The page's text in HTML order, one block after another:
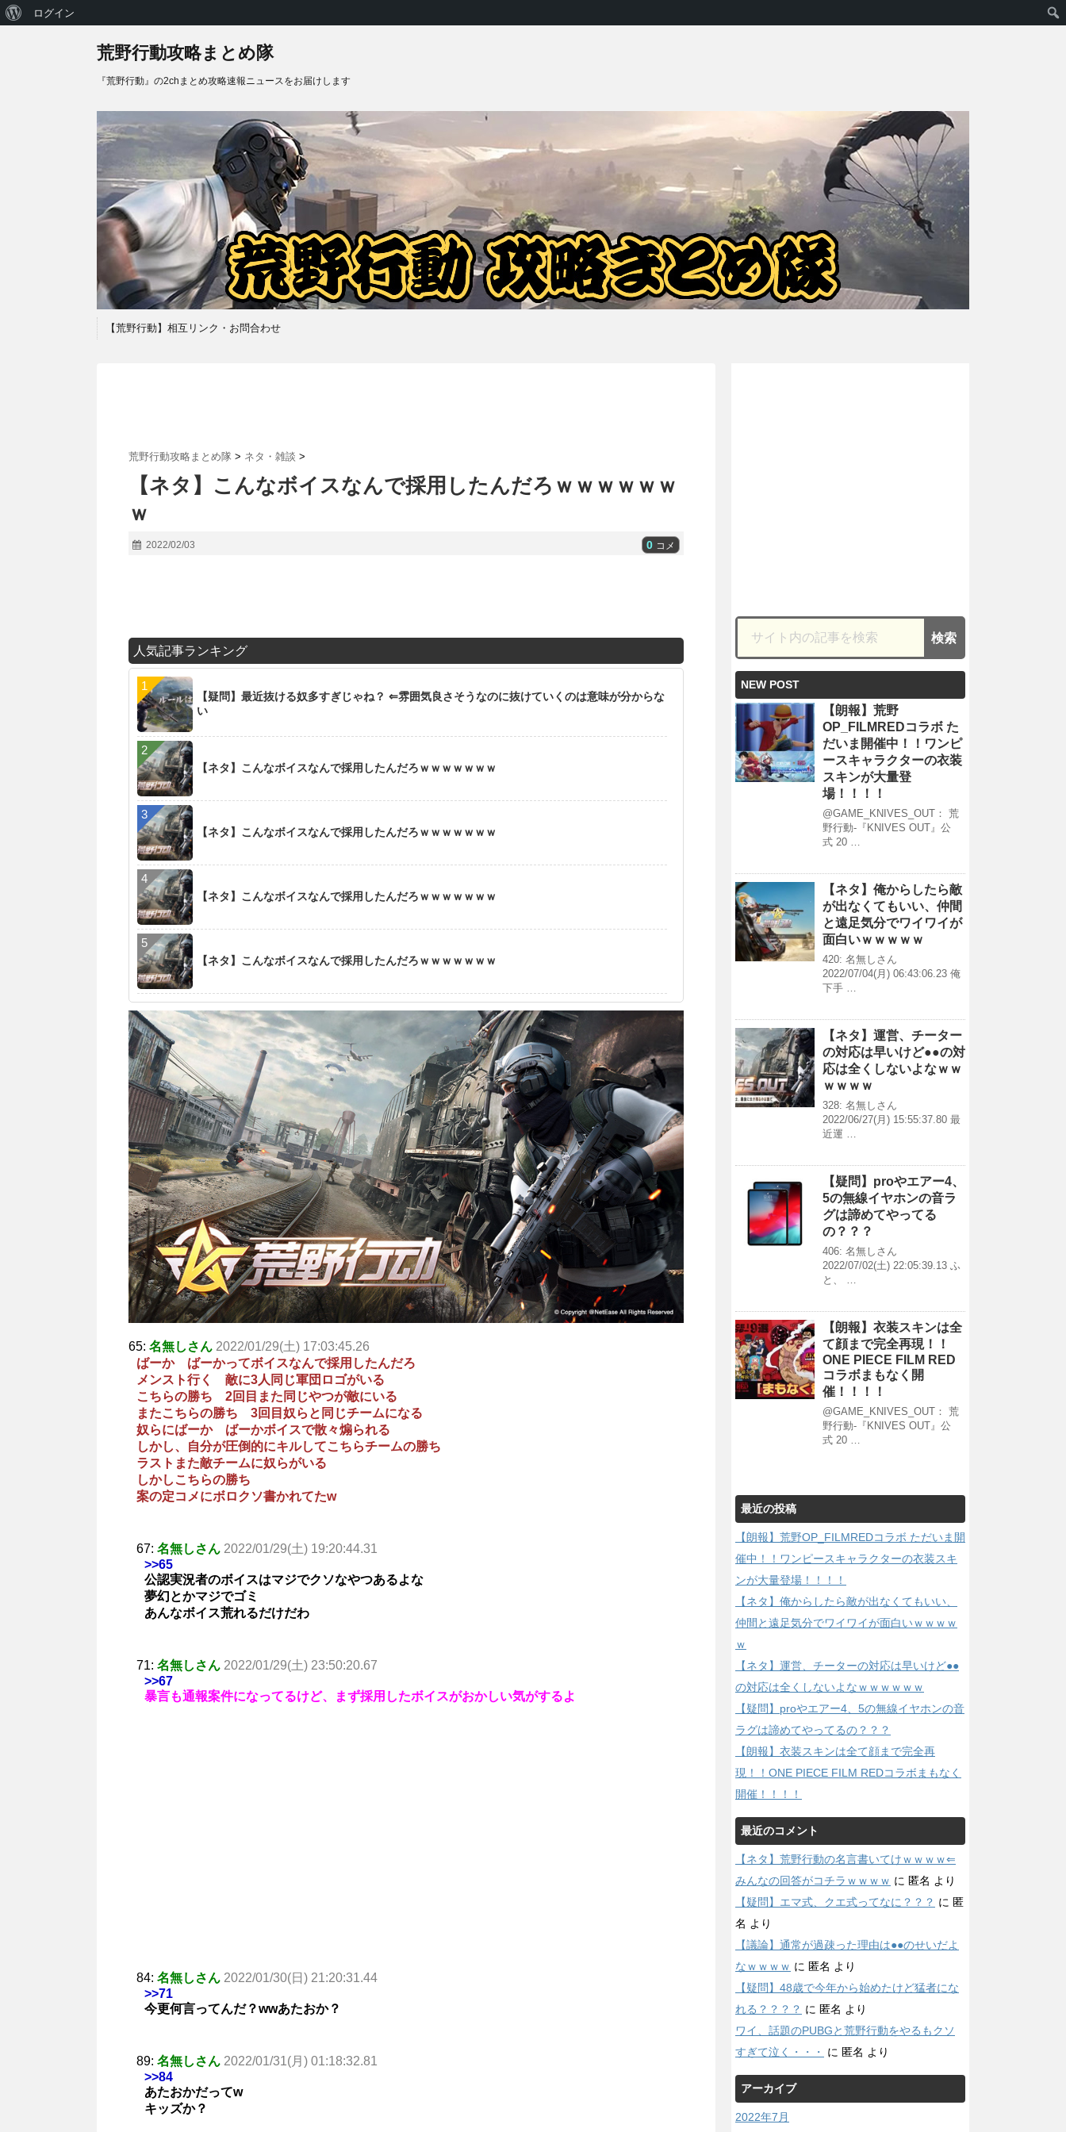
荒野行動攻略まとめ隊
『荒野行動』の2chまとめ攻略速報ニュースをお届けします
【荒野行動】相互リンク・お問合わせ
荒野行動攻略まとめ隊 > ネタ・雑談 >
【ネタ】こんなボイスなんで採用したんだろｗｗｗｗｗｗ
ｗ
2022/02/03 0 コメ
人気記事ランキング
【疑問】最近抜ける奴多すぎじゃね？ ⇐雰囲気良さそうなのに抜けていくのは意味が分からな
い
【ネタ】こんなボイスなんで採用したんだろｗｗｗｗｗｗｗ
【ネタ】こんなボイスなんで採用したんだろｗｗｗｗｗｗｗ
【ネタ】こんなボイスなんで採用したんだろｗｗｗｗｗｗｗ
【ネタ】こんなボイスなんで採用したんだろｗｗｗｗｗｗｗ
65: 名無しさん 2022/01/29(土) 17:03:45.26
ばーか ばーかってボイスなんで採用したんだろ
メンスト行く 敵に3人同じ軍団ロゴがいる
こちらの勝ち 2回目また同じやつが敵にいる
またこちらの勝ち 3回目奴らと同じチームになる
奴らにばーか ばーかボイスで散々煽られる
しかし、自分が圧倒的にキルしてこちらチームの勝ち
ラストまた敵チームに奴らがいる
しかしこちらの勝ち
案の定コメにボロクソ書かれてたw
67: 名無しさん 2022/01/29(土) 19:20:44.31
>>65
公認実況者のボイスはマジでクソなやつあるよな
夢幻とかマジでゴミ
あんなボイス荒れるだけだわ
71: 名無しさん 2022/01/29(土) 23:50:20.67
>>67
暴言も通報案件になってるけど、まず採用したボイスがおかしい気がするよ
84: 名無しさん 2022/01/30(日) 21:20:31.44
>>71
今更何言ってんだ？wwあたおか？
89: 名無しさん 2022/01/31(月) 01:18:32.81
>>84
あたおかだってw
キッズか？
NEW POST
【朗報】荒野
OP_FILMREDコラボ た
だいま開催中！！ワンピ
ースキャラクターの衣装
スキンが大量登
場！！！！
@GAME_KNIVES_OUT： 荒
野行動-『KNIVES OUT』公
式 20 …
【ネタ】俺からしたら敵
が出なくてもいい、仲間
と遠足気分でワイワイが
面白いｗｗｗｗｗ
420: 名無しさん
2022/07/04(月) 06:43:06.23 俺
下手 …
【ネタ】運営、チーター
の対応は早いけど●●の対
応は全くしないよなｗｗ
ｗｗｗｗ
328: 名無しさん
2022/06/27(月) 15:55:37.80 最
近運 …
【疑問】proやエアー4、
5の無線イヤホンの音ラ
グは諦めてやってる
の？？？
406: 名無しさん
2022/07/02(土) 22:05:39.13 ふ
と、 …
【朗報】衣装スキンは全
て顔まで完全再現！！
ONE PIECE FILM RED
コラボまもなく開
催！！！！
@GAME_KNIVES_OUT： 荒
野行動-『KNIVES OUT』公
式 20 …
最近の投稿
【朗報】荒野OP_FILMREDコラボ ただいま開
催中！！ワンピースキャラクターの衣装スキ
ンが大量登場！！！！
【ネタ】俺からしたら敵が出なくてもいい、
仲間と遠足気分でワイワイが面白いｗｗｗｗ
ｗ
【ネタ】運営、チーターの対応は早いけど●●
の対応は全くしないよなｗｗｗｗｗｗ
【疑問】proやエアー4、5の無線イヤホンの音
ラグは諦めてやってるの？？？
【朗報】衣装スキンは全て顔まで完全再
現！！ONE PIECE FILM REDコラボまもなく
開催！！！！
最近のコメント
【ネタ】荒野行動の名言書いてけｗｗｗｗ⇐
みんなの回答がコチラｗｗｗｗ に 匿名 より
【疑問】エマ式、クエ式ってなに？？？ に 匿
名 より
【議論】通常が過疎った理由は●●のせいだよ
なｗｗｗｗ に 匿名 より
【疑問】48歳で今年から始めたけど猛者にな
れる？？？？ に 匿名 より
ワイ、話題のPUBGと荒野行動をやるもクソ
すぎて泣く・・・
に 匿名 より
アーカイブ
2022年7月
WordPress
ログイン